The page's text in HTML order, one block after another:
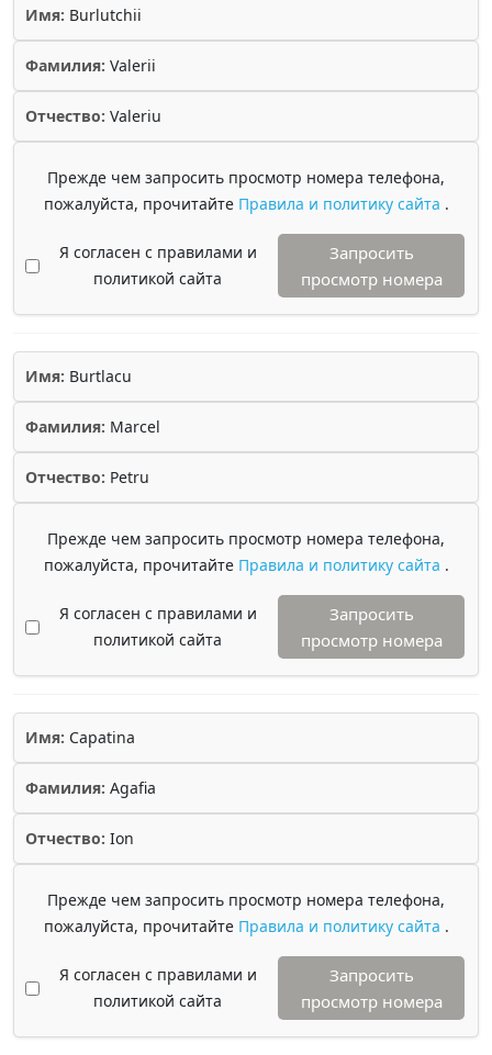
Имя: Burlutchii
Фамилия: Valerii
Отчество: Valeriu
Прежде чем запросить просмотр номера телефона,
пожалуйста, прочитайте Правила и политику сайта .
Я согласен с правилами и
политикой сайта
Запросить
просмотр номера
Имя: Burtlacu
Фамилия: Marcel
Отчество: Petru
Прежде чем запросить просмотр номера телефона,
пожалуйста, прочитайте Правила и политику сайта .
Я согласен с правилами и
политикой сайта
Запросить
просмотр номера
Имя: Capatina
Фамилия: Agafia
Отчество: Ion
Прежде чем запросить просмотр номера телефона,
пожалуйста, прочитайте Правила и политику сайта .
Я согласен с правилами и
политикой сайта
Запросить
просмотр номера